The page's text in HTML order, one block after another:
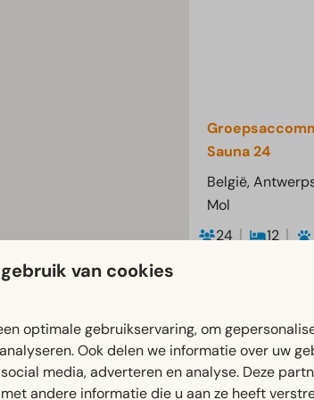
Sauna 24
België,
Mol
24
12
2
Moderne
van cookies
optimale gebruikservaring, om
Ook delen we informatie over uw
media, adverteren en analyse. Deze
andere informatie die u aan ze heeft